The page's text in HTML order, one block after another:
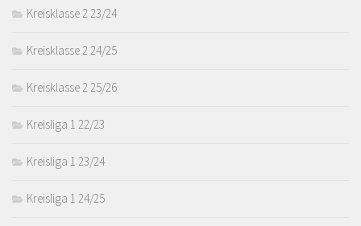
Kreisklasse 2 23/24
Kreisklasse 2 24/25
Kreisklasse 2 25/26
Kreisliga 1 22/23
Kreisliga 1 23/24
Kreisliga 1 24/25